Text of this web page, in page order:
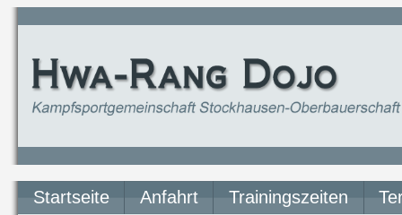
Startseite Anfahrt Trainingszeiten